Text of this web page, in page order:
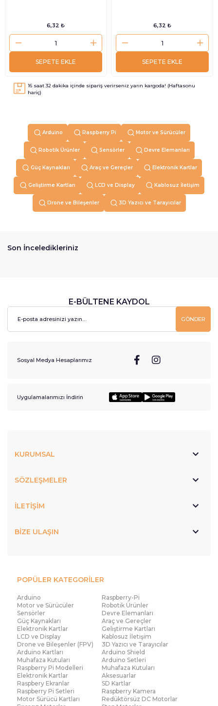
6,32 ₺
SEPETE EKLE
6,32 ₺
SEPETE EKLE
16 saat32 dakika içinde sipariş verirseniz yarın kargoda! (Haftasonu
hariç)
Arduino Raspberry Pi Motor ve Sürücüler
Robotik Ürünler Sensörler Devre Elemanları
Güç Kaynakları Araç ve Gereçler Elektronik Kartlar
Geliştirme Kartları LCD ve Display Kablosuz İletişim
Drone ve Bileşenler 3D Yazıcı ve Tarayıcılar
Son İnceledikleriniz
E-BÜLTENE KAYDOL
GÖNDER
Sosyal Medya Hesaplarımız
Uygulamalarımızı İndirin
KURUMSAL
SÖZLEŞMELER
İLETİŞİM
BİZE ULAŞIN
POPÜLER KATEGORİLER
Arduino
Raspberry-Pi
Motor ve Sürücüler
Robotik Ürünler
Sensörler
Devre Elemanları
Güç Kaynakları
Araç ve Gereçler
Elektronik Kartlar
Geliştirme Kartları
LCD ve Display
Kablosuz İletişim
Drone ve Bileşenler (FPV)
3D Yazıcı ve Tarayıcılar
Arduino Kartları
Arduino Shield
Muhafaza Kutuları
Arduino Setleri
Raspberry Pi Modelleri
Muhafaza Kutuları
Elektronik Kartlar
Aksesuarlar
Raspbery Ekranlar
SD Kartlar
Raspberry Pi Setleri
Raspberry Kamera
Motor Sürücü Kartları
Redüktörsüz DC Motorlar